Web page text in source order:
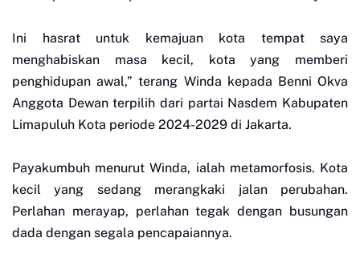
Ini hasrat untuk kemajuan kota tempat saya
menghabiskan masa kecil, kota yang memberi
penghidupan awal,” terang Winda kepada Benni Okva
Anggota Dewan terpilih dari partai Nasdem Kabupaten
Limapuluh Kota periode 2024-2029 di Jakarta.
Payakumbuh menurut Winda, ialah metamorfosis. Kota
kecil yang sedang merangkaki jalan perubahan.
Perlahan merayap, perlahan tegak dengan busungan
dada dengan segala pencapaiannya.